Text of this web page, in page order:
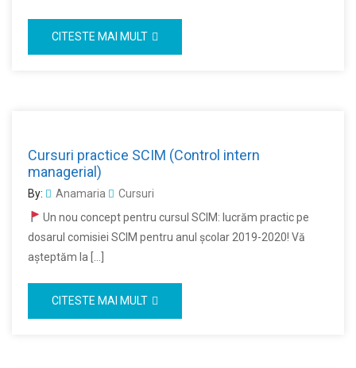
CITESTE MAI MULT
Cursuri practice SCIM (Control intern
managerial)
By: Anamaria
Cursuri
Un nou concept pentru cursul SCIM: lucrăm practic pe
dosarul comisiei SCIM pentru anul școlar 2019-2020! Vă
aşteptăm la […]
CITESTE MAI MULT